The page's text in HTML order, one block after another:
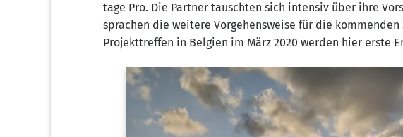
ta­ge Pro. Die Part­ner tausch­ten sich inten­siv über ihre
spra­chen die wei­te­re Vor­ge­hens­wei­se für die
Pro­jekt­tref­fen in Bel­gi­en im März 2020 wer­den hier ers­te